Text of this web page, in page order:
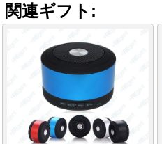
関連ギフト: